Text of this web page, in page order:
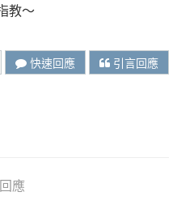
教～
快速回應 引言回應
應